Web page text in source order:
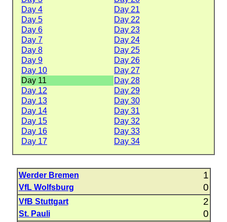
Day 4
Day 21
Day 5
Day 22
Day 6
Day 23
Day 7
Day 24
Day 8
Day 25
Day 9
Day 26
Day 10
Day 27
Day 11
Day 28
Day 12
Day 29
Day 13
Day 30
Day 14
Day 31
Day 15
Day 32
Day 16
Day 33
Day 17
Day 34
Werder Bremen 1
VfL Wolfsburg 0
VfB Stuttgart 2
St. Pauli 0